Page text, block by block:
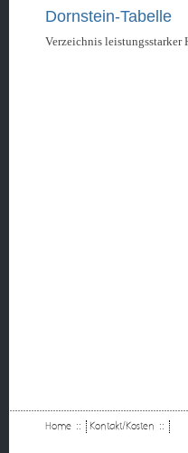
Dornstein-Tabelle
Verzeichnis leistungsstarker
Home :: Kontakt/Kosten ::